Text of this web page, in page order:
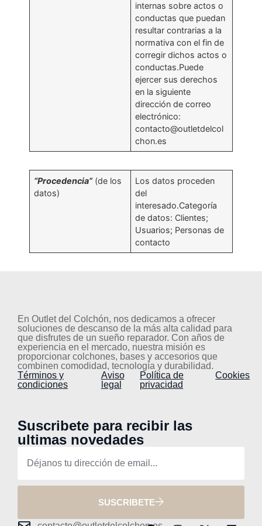
internas sobre actos o
conductas que puedan
resultar contrarias a la
normativa con el fin de
corregir dichos actos o
conductas.Puede
ejercer sus derechos
en la siguiente
dirección de correo
electrónico:
contacto@outletdelcol
chon.es
“Procedencia”(de los
datos)
Los datos proceden
del
interesado.Categoría
de datos: Clientes;
Usuarios; Personas de
contacto
En Outlet del Colchón, nos dedicamos a ofrecer
soluciones de descanso de la más alta calidad para
que disfrutes de un sueño reparador. Con años de
experiencia en el mercado, nuestra misión es
proporcionar colchones, bases y accesorios que
combinen comodidad, tecnología y durabilidad.
Términos y
condiciones
Aviso
legal
Política de
privacidad
Cookies
Suscribete para recibir las
ultimas novedades
SUSCRIBETE